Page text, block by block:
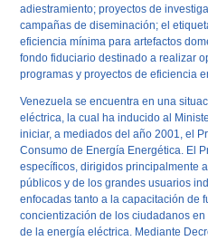
adiestramiento; proyectos de
campañas de diseminación; el
eficiencia mínima para artefactos
fondo fiduciario destinado a realizar
programas y proyectos de eficiencia
Venezuela se encuentra en una
eléctrica, la cual ha inducido al
iniciar, a mediados del año 2001, el
Consumo de Energía Energética. El
específicos, dirigidos principalmente
públicos y de los grandes usuarios
enfocadas tanto a la capacitación de
concientización de los ciudadanos
de la energía eléctrica. Mediante